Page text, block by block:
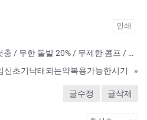
인쇄
[ 프라하 ] 신규 입플 / 신규 첫충 / 무한 돌발 20% / 무제한 콤프 / 매일 루징
신초기낙태되는약복용가능한시기
»
글수정 글삭제